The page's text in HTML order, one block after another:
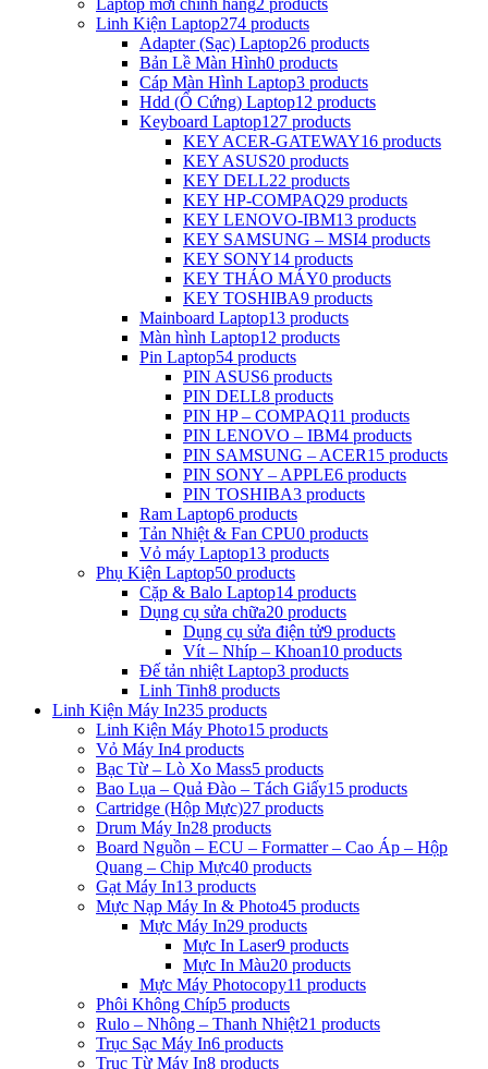
Laptop mới chính hãng2 products
Linh Kiện Laptop274 products
Adapter (Sạc) Laptop26 products
Bản Lề Màn Hình0 products
Cáp Màn Hình Laptop3 products
Hdd (Ổ Cứng) Laptop12 products
Keyboard Laptop127 products
KEY ACER-GATEWAY16 products
KEY ASUS20 products
KEY DELL22 products
KEY HP-COMPAQ29 products
KEY LENOVO-IBM13 products
KEY SAMSUNG – MSI4 products
KEY SONY14 products
KEY THÁO MÁY0 products
KEY TOSHIBA9 products
Mainboard Laptop13 products
Màn hình Laptop12 products
Pin Laptop54 products
PIN ASUS6 products
PIN DELL8 products
PIN HP – COMPAQ11 products
PIN LENOVO – IBM4 products
PIN SAMSUNG – ACER15 products
PIN SONY – APPLE6 products
PIN TOSHIBA3 products
Ram Laptop6 products
Tản Nhiệt & Fan CPU0 products
Vỏ máy Laptop13 products
Phụ Kiện Laptop50 products
Cặp & Balo Laptop14 products
Dụng cụ sửa chữa20 products
Dụng cụ sửa điện tử9 products
Vít – Nhíp – Khoan10 products
Đế tản nhiệt Laptop3 products
Linh Tinh8 products
Linh Kiện Máy In235 products
Linh Kiện Máy Photo15 products
Vỏ Máy In4 products
Bạc Từ – Lò Xo Mass5 products
Bao Lụa – Quả Đào – Tách Giấy15 products
Cartridge (Hộp Mực)27 products
Drum Máy In28 products
Board Nguồn – ECU – Formatter – Cao Áp – Hộp
Quang – Chip Mực40 products
Gạt Máy In13 products
Mực Nạp Máy In & Photo45 products
Mực Máy In29 products
Mực In Laser9 products
Mực In Màu20 products
Mực Máy Photocopy11 products
Phôi Không Chíp5 products
Rulo – Nhông – Thanh Nhiệt21 products
Trục Sạc Máy In6 products
Trục Từ Máy In8 products